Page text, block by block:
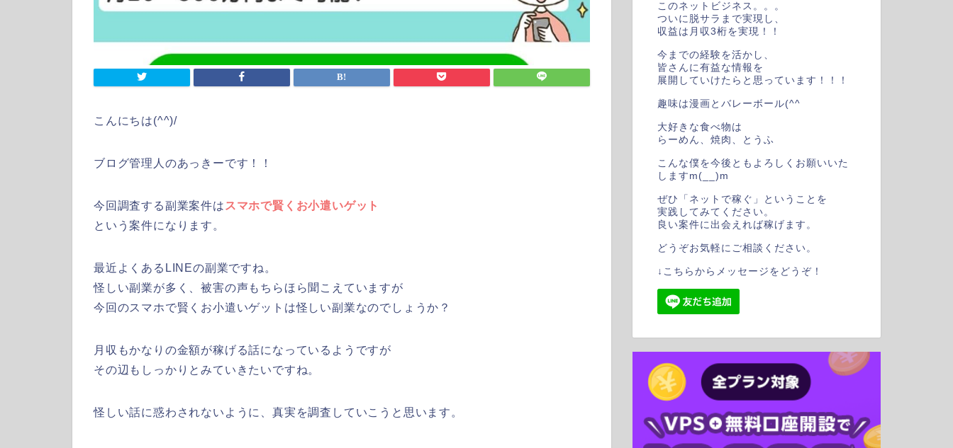
こんにちは(^^)/
ブログ管理人のあっきーです！！
今回調査する副業案件は スマホで賢くお小遣いゲット
という案件になります。
最近よくあるLINEの副業ですね。
怪しい副業が多く、被害の声もちらほら聞こえていますが
今回のスマホで賢くお小遣いゲットは怪しい副業なのでしょうか？
月収もかなりの金額が稼げる話になっているようですが
その辺もしっかりとみていきたいですね。
怪しい話に惑わされないように、真実を調査していこうと思います。
このネットビジネス。。。
ついに脱サラまで実現し、
収益は月収3桁を実現！！
今までの経験を活かし、
皆さんに有益な情報を
展開していけたらと思っています！！！
趣味は漫画とバレーボール(^^
大好きな食べ物は
らーめん、焼肉、とうふ
こんな僕を今後ともよろしくお願いいた
しますm(__)m
ぜひ「ネットで稼ぐ」ということを
実践してみてください。
良い案件に出会えれば稼げます。
どうぞお気軽にご相談ください。
↓こちらからメッセージをどうぞ！